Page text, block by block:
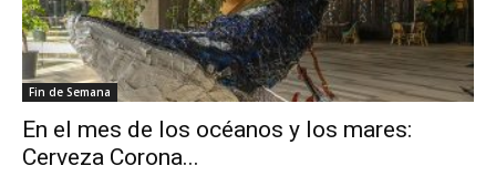
Fin de Semana
En el mes de los océanos y los mares:
Cerveza Corona...